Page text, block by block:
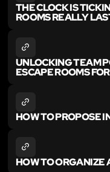
THE CLOCK IS
ROOMS REALLY
UNLOCKING TEAM
ESCAPE ROOMS
HOW TO PROPOSE
HOW TO ORGANIZE